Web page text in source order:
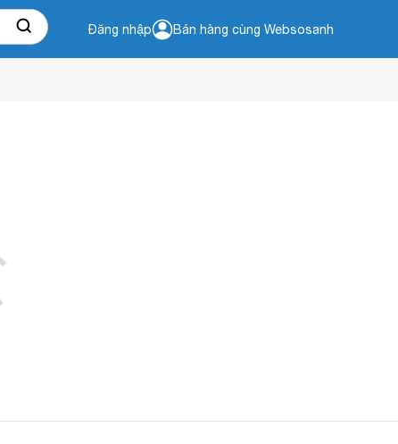
Đăng nhập Bán hàng cùng Websosanh